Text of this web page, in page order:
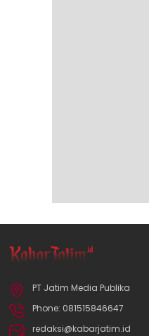
PT Jatim Media Publika
Phone: 081515846647
redaksi@kabarjatim.id